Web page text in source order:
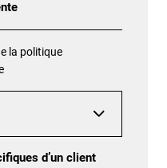
la politique
d’un client